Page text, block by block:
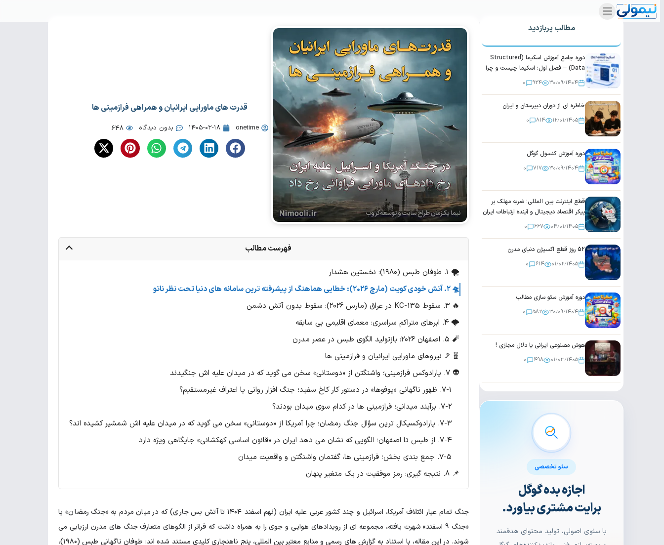
مطالب پربازدید
دوره جامع آموزش اسکیما (Structured
Data) – فصل اول: اسکیما چیست و چرا
اهمیت دارد؟
۳۰٫۰۹٫۱۴۰۴ 924
0
خاطره ای از دوران دبیرستان و ایران
۱۲٫۰۱٫۱۴۰۵ 814
0
دوره آموزش کنسول گوگل
۳۰٫۰۹٫۱۴۰۴ 717
0
قطع اینترنت بین المللی؛ ضربه مهلک بر
پیکر اقتصاد دیجیتال و آینده ارتباطات ایران
۰۴٫۰۱٫۱۴۰۵ 667
0
52 روز قطع اکسیژن دنیای مدرن
۰۱٫۰۲٫۱۴۰۵ 614
0
دوره آموزش سئو سازی مطالب
۳۰٫۰۹٫۱۴۰۴ 582
0
هوش مصنوعی ایرانی یا دلال مجازی !
۰۱٫۰۳٫۱۴۰۵ 498
0
سئو تخصصی
اجازه بده گوگل
برایت مشتری بیاورد.
با سئوی اصولی، تولید محتوای هدفمند
قدرت های ماورایی ایرانیان و همراهی فرازمینی ها
onetime ۱۴۰۵-۰۲-۱۸ بدون دیدگاه 648
فهرست مطالب
🌪️ ۱. طوفان طبس (۱۹۸۰): نخستین هشدار
🛸 ۲. آتش خودی کویت (مارچ ۲۰۲۶): خطایی هماهنگ از پیشرفته ترین سامانه های دنیا تحت نظر ناتو
🔥 ۳. سقوط KC-135 در عراق (مارس ۲۰۲۶): سقوط بدون آتش دشمن
🌩️ ۴. ابرهای متراکم سراسری: معمای اقلیمی بی سابقه
🧨 ۵. اصفهان ۲۰۲۶: بازتولید الگوی طبس در عصر مدرن
🧬 ۶. نیروهای ماورایی ایرانیان و فرازمینی ها
👽 ۷. پارادوکس فرازمینی؛ واشنگتن از «دوستانی» سخن می گوید که در میدان علیه اش جنگیدند
۷-۱. ظهور ناگهانی «یوفوها» در دستور کار کاخ سفید؛ جنگ افزار روانی یا اعتراف غیرمستقیم؟
۷-۲. برآیند میدانی؛ فرازمینی ها در کدام سوی میدان بودند؟
۷-۳. پارادوکسیکال ترین سؤال جنگ رمضان؛ چرا آمریکا از «دوستانی» سخن می گوید که در میدان علیه اش شمشیر کشیده اند؟
۷-۴. از طبس تا اصفهان؛ الگویی که نشان می دهد ایران در «قانون اساسی کهکشانی» جایگاهی ویژه دارد
۷-۵. جمع بندی بخش؛ فرازمینی ها، گفتمان واشنگتن و واقعیت میدان
📌 8. نتیجه گیری: رمز موفقیت در یک متغیر پنهان
جنگ تمام عیار ائتلاف آمریکا، اسرائیل و چند کشور عربی علیه ایران (نهم اسفند ۱۴۰۴ تا آتش بس جاری) که در میان مردم به «جنگ رمضان» یا
«جنگ 9 اسفند» شهرت یافته، مجموعه ای از رویدادهای هوایی و جوی را به همراه داشت که فراتر از الگوهای متعارف جنگ های مدرن ارزیابی می
شوند. در این مقاله، با استناد به گزارش های رسمی و منابع معتبر بین المللی، پنج ناهنجاری کلیدی مستند شده اند: طوفان ناگهانی طبس (۱۹۸۰)،